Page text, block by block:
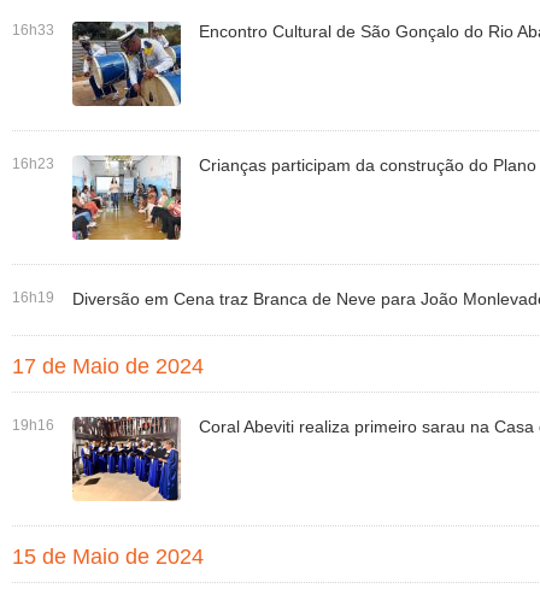
16h33 Encontro Cultural de São Gonçalo do Rio
16h23 Crianças participam da construção do
16h19 Diversão em Cena traz Branca de Neve para João
17 de Maio de 2024
19h16 Coral Abeviti realiza primeiro sarau na
15 de Maio de 2024